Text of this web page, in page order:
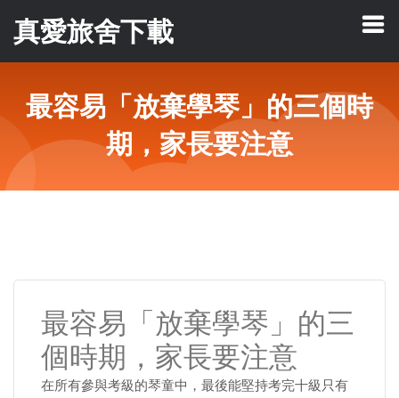
真愛旅舍下載
最容易「放棄學琴」的三個時
期，家長要注意
最容易「放棄學琴」的三
個時期，家長要注意
在所有參與考級的琴童中，最後能堅持考完十級只有